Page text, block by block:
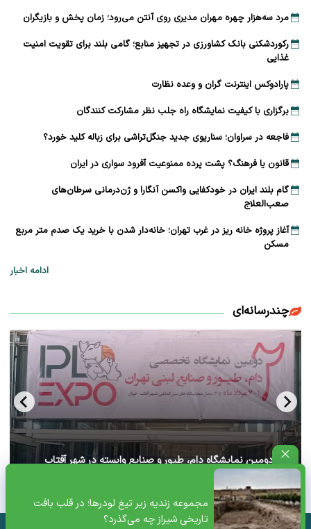
مجموعه زندیه زیر تیغ لودرها؛ در قلب بافت
تاریخی شیراز چه می‌گذرد؟
مرد سه‌هزار چهره مهران مدیری روی آنتن می‌رود؛ زمان پخش و بازیگران
رکوردشکنی بانک کشاورزی در تجهیز منابع؛ گامی بلند برای تقویت امنیت
غذایی
پارادوکس اینترنت گران و وعده نظارت
برگزاری با کیفیت نمایشگاه راه جلب نظر مشارکت‌ کنندگان
فاجعه در سراوان؛ سناریوی جدید جنگل‌تراشی برای زباله کلید خورد؟
قانون یا فرهنگ؟ پشت پرده ممنوعیت آفرود سواری در ایران
گام بلند ایران در خودکفایی واکسن آنگارا و ژن‌درمانی سرطان‌های
صعب‌العلاج
آغاز پروژه خانه ریز در غرب تهران؛ خانه‌دار شدن با خرید یک صدم متر مربع
مسکن
ادامه اخبار
چندرسانه‌ای
آغاز دومین نمایشگاه دام، طیور و صنایع وابسته در شهر آفتاب
تهران+ ویدئو